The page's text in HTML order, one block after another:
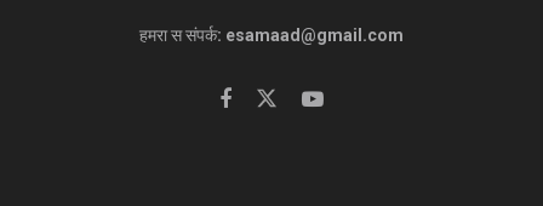
हमरा स संपर्क: esamaad@gmail.com